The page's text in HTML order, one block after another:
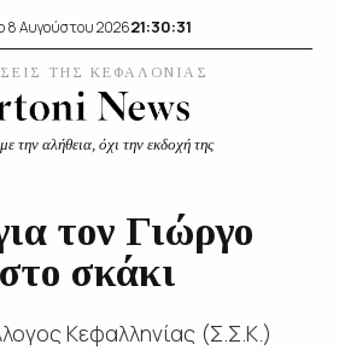
8 Αυγούστου 202621:30:32
ΤΗΣ ΚΕΦΑΛΟΝΙΑΣ
την αλήθεια, όχι την εκδοχή της
τον Γιώργο
σκάκι
Κεφαλληνίας (Σ.Σ.Κ.)